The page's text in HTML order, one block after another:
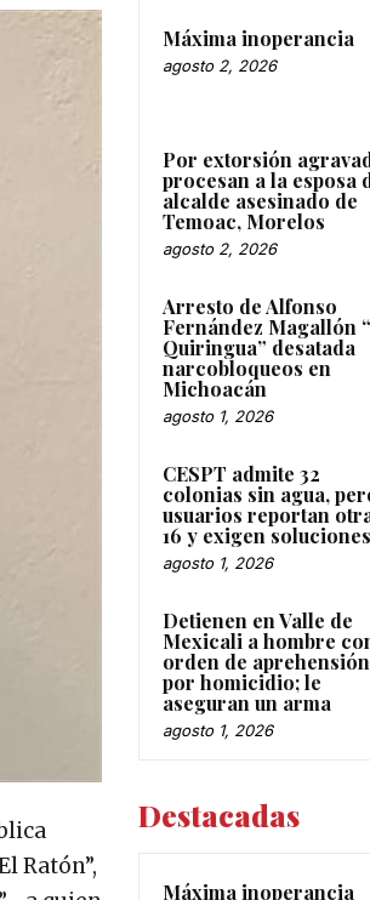
Ratón”,
Máxima inoperancia
agosto 2, 2026
Por extorsión
procesan a la esposa
alcalde asesinado de
Temoac, Morelos
agosto 2, 2026
Arresto de Alfonso
Fernández Magallón
Quiringua” desatada
narcobloqueos en
Michoacán
agosto 1, 2026
CESPT admite 32
colonias sin agua,
usuarios reportan
16 y exigen soluciones
agosto 1, 2026
Detienen en Valle de
Mexicali a hombre
orden de aprehensión
por homicidio; le
aseguran un arma
agosto 1, 2026
Destacadas
Máxima inoperancia